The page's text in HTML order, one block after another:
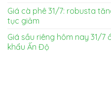
Giá cà phê 31/7: robusta
tục giảm
Giá sầu riêng hôm nay 31/7
khẩu Ấn Độ